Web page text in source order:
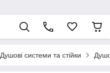
Душові системи та стійки